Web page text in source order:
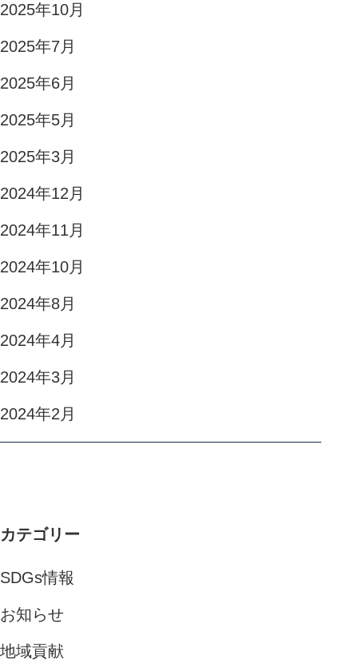
2025年10月
2025年7月
2025年6月
2025年5月
2025年3月
2024年12月
2024年11月
2024年10月
2024年8月
2024年4月
2024年3月
2024年2月
カテゴリー
SDGs情報
お知らせ
地域貢献